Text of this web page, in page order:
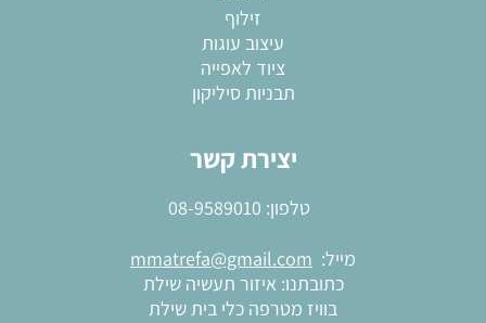
זילוף
עיצוב עוגות
ציוד לאפייה
תבניות סיליקון
יצירת קשר
טלפון: 08-9589010
מייל: mmatrefa@gmail.com
כתובתנו: איזור תעשיה שילת
בוויז מטרפה כלי בית שילת